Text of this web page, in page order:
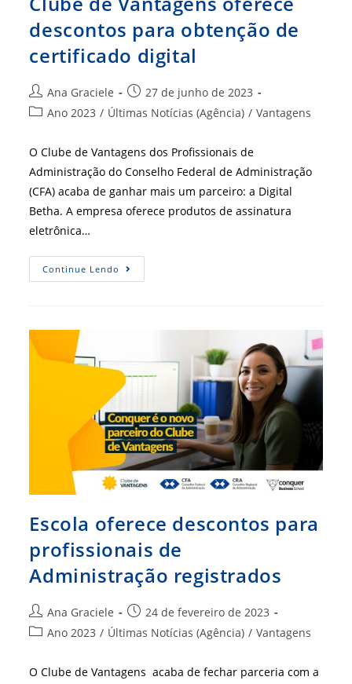
descontos para obtenção de
certificado digital
Autor
do
Ana Graciele
Post
publicado:
27 de junho de 2023
Categoria
post:
Ano 2023 / Últimas Notícias (Agência) / Vantagens
O Clube de Vantagens dos Profissionais de
Administração do Conselho Federal de Administração
(CFA) acaba de ganhar mais um parceiro: a Digital
Betha. A empresa oferece produtos de assinatura
eletrônica…
Continue Lendo Clube
De
Digital
Escola oferece descontos para
profissionais de
Administração registrados
Autor
do
Ana Graciele
Post
publicado:
24 de fevereiro de 2023
Categoria
post:
Ano 2023 / Últimas Notícias (Agência) / Vantagens
O Clube de Vantagens acaba de fechar parceria com a